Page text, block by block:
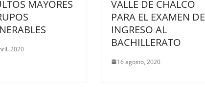
MAYORES
2020
VALLE DE CHALCO
PARA EL EXAMEN DE
INGRESO AL
BACHILLERATO
16 agosto, 2020